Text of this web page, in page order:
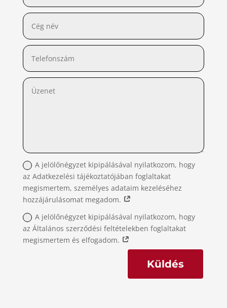
A jelölőnégyzet kipipálásával nyilatkozom, hogy
az Adatkezelési tájékoztatójában foglaltakat
megismertem, személyes adataim kezeléséhez
hozzájárulásomat megadom.
A jelölőnégyzet kipipálásával nyilatkozom, hogy
az Általános szerződési feltételekben foglaltakat
megismertem és elfogadom.
Küldés